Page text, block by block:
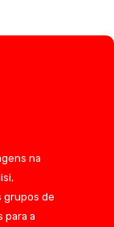
na
grupos de
para a